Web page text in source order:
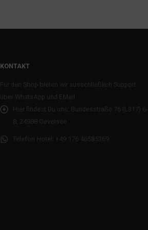
KONTAKT
Für den Shop bieten wir ausschließlich Support
über WhatsApp und EMail
Hier findest Du uns:
Bundesstraße 76 (L317) 6-
8, 24988 Oeversee
Telefon Hotel: +49 176 46585369